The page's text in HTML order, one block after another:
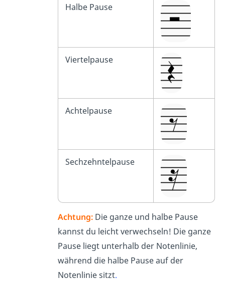
Halbe Pause
Viertelpause
Achtelpause
Sechzehntelpause
Achtung: Die ganze und halbe Pause
kannst du leicht verwechseln! Die ganze
Pause liegt unterhalb der Notenlinie,
während die halbe Pause auf der
Notenlinie sitzt.